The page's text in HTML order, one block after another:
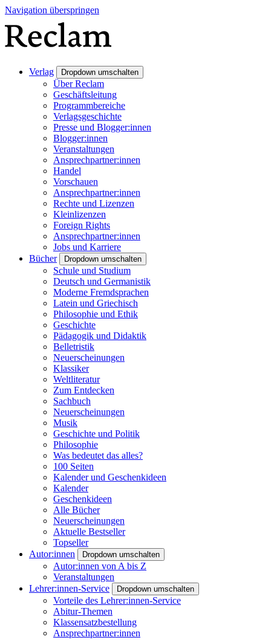
Navigation überspringen
Verlag Dropdown umschalten
Über Reclam
Geschäftsleitung
Programmbereiche
Verlagsgeschichte
Presse und Blogger:innen
Blogger:innen
Veranstaltungen
Ansprechpartner:innen
Handel
Vorschauen
Ansprechpartner:innen
Rechte und Lizenzen
Kleinlizenzen
Foreign Rights
Ansprechpartner:innen
Jobs und Karriere
Bücher
Dropdown umschalten
Schule und Studium
Deutsch und Germanistik
Moderne Fremdsprachen
Latein und Griechisch
Philosophie und Ethik
Geschichte
Pädagogik und Didaktik
Belletristik
Neuerscheinungen
Klassiker
Weltliteratur
Zum Entdecken
Sachbuch
Neuerscheinungen
Musik
Geschichte und Politik
Philosophie
Was bedeutet das alles?
100 Seiten
Kalender und Geschenkideen
Kalender
Geschenkideen
Alle Bücher
Neuerscheinungen
Aktuelle Bestseller
Topseller
Autor:innen
Dropdown umschalten
Autor:innen von A bis Z
Veranstaltungen
Lehrer:innen-Service
Dropdown umschalten
Vorteile des Lehrer:innen-Service
Abitur-Themen
Klassensatzbestellung
Ansprechpartner:innen